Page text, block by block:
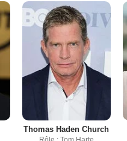
Thomas Haden Church